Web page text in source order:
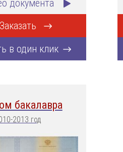
документа
Заказать
в один клик
бакалавра
2013 год